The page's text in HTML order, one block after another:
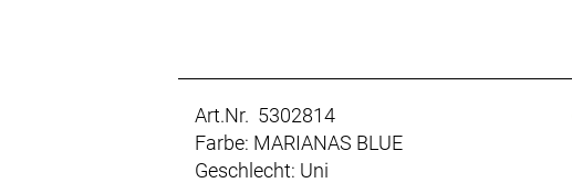
Art.Nr. 5302814
Farbe: MARIANAS BLUE
Geschlecht: Uni